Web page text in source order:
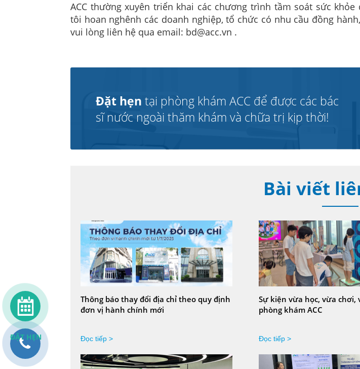
ACC thường xuyên triển khai các chương trình tầm soát sức khỏe
tôi hoan nghênh các doanh nghiệp, tổ chức có nhu cầu đồng
vui lòng liên hệ qua email: bd@acc.vn .
Đặt hẹn tại phòng khám ACC để được các bác
sĩ nước ngoài thăm khám và chữa trị kịp thời!
Bài viết
Thông báo thay đổi địa chỉ theo quy định
đơn vị hành chính mới
Đọc tiếp >
Sự kiện vừa học, vừa chơi,
phòng khám ACC
Đọc tiếp >
ĐẶT HẸN